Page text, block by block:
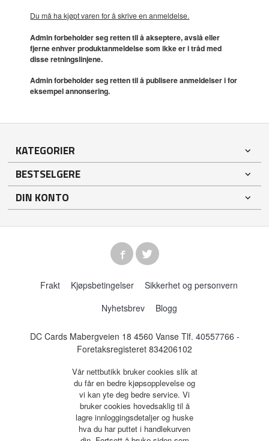
Du må ha kjøpt varen for å skrive en anmeldelse.
Admin forbeholder seg retten til å akseptere, avslå eller
fjerne enhver produktanmeldelse som ikke er i tråd med
disse retningslinjene.
Admin forbeholder seg retten til å publisere anmeldelser i for
eksempel annonsering.
KATEGORIER
BESTSELGERE
DIN KONTO
Frakt Kjøpsbetingelser
Sikkerhet og personvern
Nyhetsbrev
Blogg
DC Cards Mabergveien 18 4560 Vanse Tlf. 40557766 -
Foretaksregisteret 834206102
Vår nettbutikk bruker cookies slik at
du får en bedre kjøpsopplevelse og
vi kan yte deg bedre service. Vi
bruker cookies hovedsaklig til å
lagre innloggingsdetaljer og huske
hva du har puttet i handlekurven